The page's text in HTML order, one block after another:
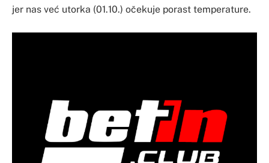
jer nas već utorka (01.10.) očekuje porast temperature.